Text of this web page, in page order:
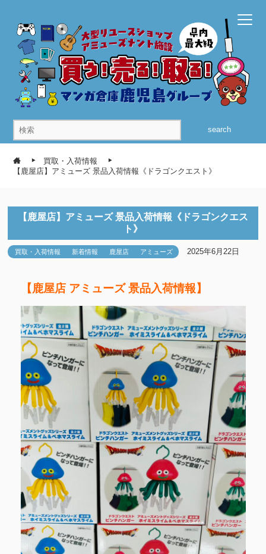
search
買取・入荷情報
【鹿屋店】アミューズ 景品入荷情報《ドラゴンクエスト》
【鹿屋店】アミューズ 景品入荷情報《ドラゴンクエス
ト》
買取・入荷情報 新着情報 鹿屋店 アミューズ 2025年6月22日
【鹿屋店 アミューズ 景品入荷情報】